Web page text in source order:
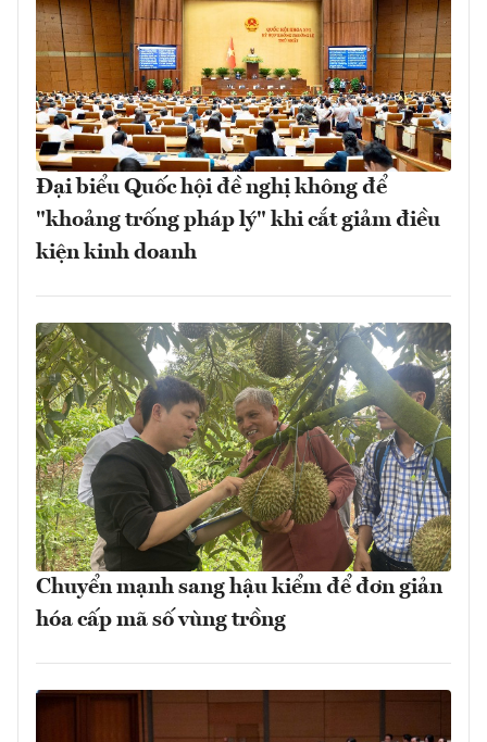
Đại biểu Quốc hội đề nghị không để
"khoảng trống pháp lý" khi cắt giảm điều
kiện kinh doanh
Chuyển mạnh sang hậu kiểm để đơn giản
hóa cấp mã số vùng trồng